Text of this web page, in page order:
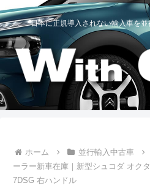
日本に正規導入されない輸入車を
ホーム 並行輸入中古車
ーラー新車在庫｜新型シュコダ オク
7DSG 右ハンドル